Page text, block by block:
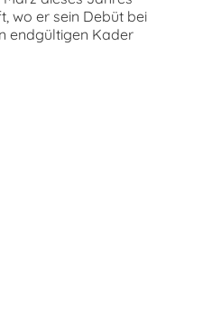
wo er sein Debüt bei
endgültigen Kader